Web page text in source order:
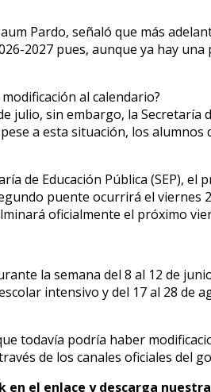
Pardo, señaló que más
2027 pues, aunque ya hay
al calendario?
sin embargo, la Secretaría
a esta situación, los
de Educación Pública (SEP),
puente ocurrirá el
oficialmente el próximo
la semana del 8 al 12 de
intensivo y del 17 al 28
todavía podría haber
de los canales oficiales del
en el enlace y descarga